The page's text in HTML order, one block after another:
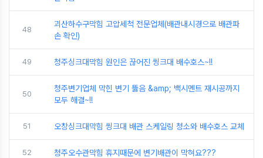
48
괴산하수구막힘 고압세척 전문업체(배관내시경으로 배관파
손 확인)
49 청주싱크대막힘 원인은 끊어진 씽크대 배수호스~!!
50
청주변기업체 막힌 변기 뚫음 &amp; 백시멘트 재시공까지
모두 해결~!!
51 오창싱크대막힘 씽크대 배관 스케일링 청소와 배수호스 교체
52 청주오수관막힘 휴지때문에 변기배관이 막혀요???